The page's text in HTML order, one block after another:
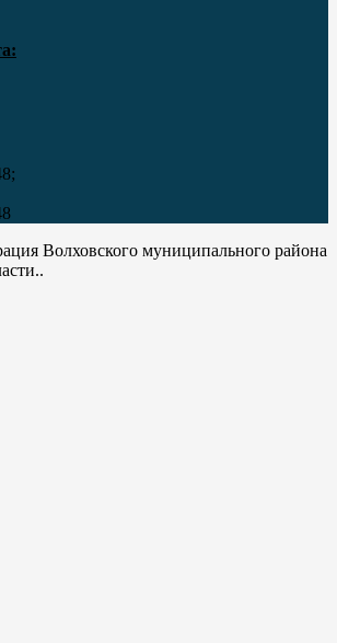
Волховского муниципального района